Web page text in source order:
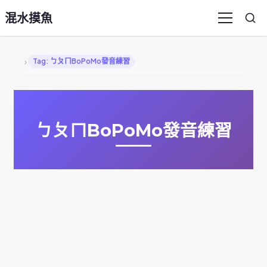
混水摸魚 Menu
› Tag: ㄅㄆㄇBoPoMo發音練習
ㄅㄆㄇBoPoMo發音練習